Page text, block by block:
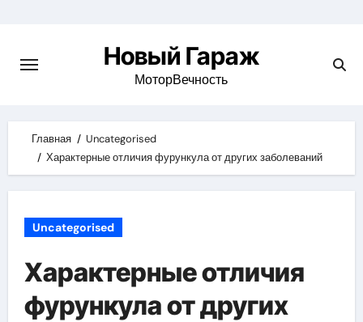
content
Новый Гараж
МоторВечность
Главная
Uncategorised
Характерные отличия фурункула от других заболеваний
Uncategorised
Характерные отличия
фурункула от других